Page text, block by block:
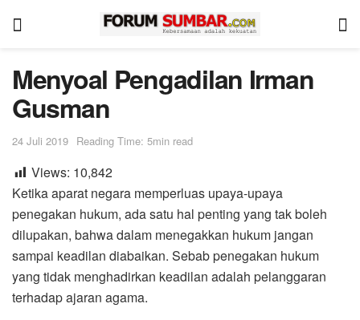
Menyoal Pengadilan Irman
Gusman
24 Juli 2019 Reading Time: 5min read
Views: 10,842
Ketika aparat negara memperluas upaya-upaya
penegakan hukum, ada satu hal penting yang tak boleh
dilupakan, bahwa dalam menegakkan hukum jangan
sampai keadilan diabaikan. Sebab penegakan hukum
yang tidak menghadirkan keadilan adalah pelanggaran
terhadap ajaran agama.